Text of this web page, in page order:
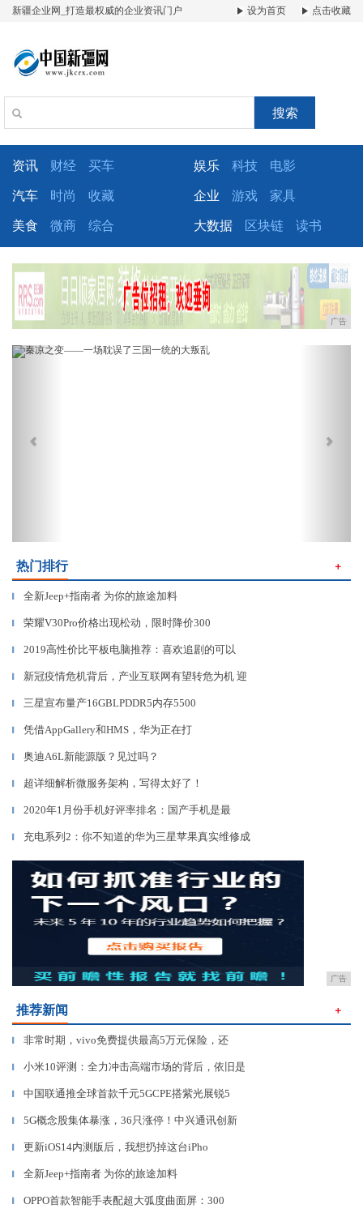
新疆企业网_打造最权威的企业资讯门户 设为首页 点击收藏
搜索
资讯 财经 买车 娱乐 科技 电影
汽车 时尚 收藏 企业 游戏 家具
美食 微商 综合 大数据 区块链 读书
广告
Previous
热门排行 ＋
▎ 全新Jeep+指南者 为你的旅途加料
▎ 荣耀V30Pro价格出现松动，限时降价300
▎ 2019高性价比平板电脑推荐：喜欢追剧的可以
▎ 新冠疫情危机背后，产业互联网有望转危为机 迎
▎ 三星宣布量产16GBLPDDR5内存5500
▎ 凭借AppGallery和HMS，华为正在打
▎ 奥迪A6L新能源版？见过吗？
▎ 超详细解析微服务架构，写得太好了！
▎ 2020年1月份手机好评率排名：国产手机是最
▎ 充电系列2：你不知道的华为三星苹果真实维修成
广告
推荐新闻 ＋
▎ 非常时期，vivo免费提供最高5万元保险，还
▎ 小米10评测：全力冲击高端市场的背后，依旧是
▎ 中国联通推全球首款千元5GCPE搭紫光展锐5
▎ 5G概念股集体暴涨，36只涨停！中兴通讯创新
▎ 更新iOS14内测版后，我想扔掉这台iPho
▎ 全新Jeep+指南者 为你的旅途加料
▎ OPPO首款智能手表配超大弧度曲面屏：300